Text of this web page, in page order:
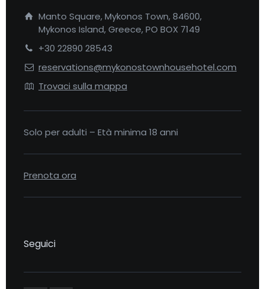
Manto Square, Mykonos Town, 84600,
Mykonos Island, Greece, PO BOX 7149
+30 22890 28543
reservations@mykonostownhousehotel.com
Trovaci sulla mappa
Solo per adulti – Età minima 18 anni
Prenota ora
Seguici